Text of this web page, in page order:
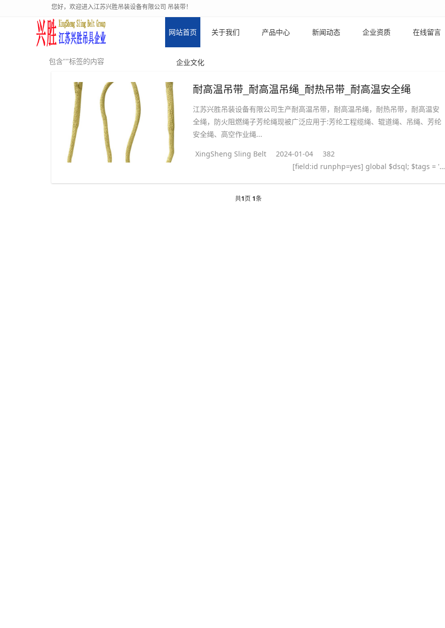
您好，欢迎进入江苏兴胜吊装设备有限公司 吊装带！
网站首页 关于我们 产品中心 新闻动态 企业资质 在线留言
企业文化
包含""标签的内容
耐高温吊带_耐高温吊绳_耐热吊带_耐高温安全绳
江苏兴胜吊装设备有限公司生产耐高温吊带，耐高温吊绳，耐热吊带，耐高温安
全绳，防火阻燃绳子芳纶绳现被广泛应用于:芳纶工程缆绳、辊道绳、吊绳、芳纶
安全绳、高空作业绳...
XingSheng Sling Belt 2024-01-04
382
[field:id runphp=yes] global $dsql; $tags = ''; $query = "SELECT tag FROM `#@__taglist` WHERE aid='@me' "; $dsql->Execute('tag',$query); while($row = $dsql->GetArray('tag')) { $tags .= "#
共1页 1条